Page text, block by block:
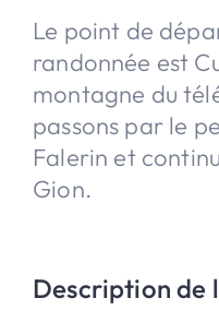
Le point de
randonnée est
montagne du
passons par le
Falerin et
Gion.
Description de